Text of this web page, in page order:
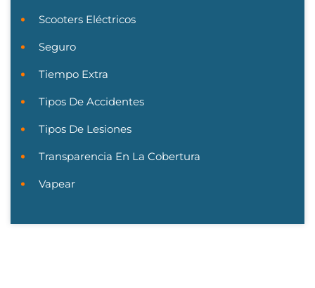
Scooters Eléctricos
Seguro
Tiempo Extra
Tipos De Accidentes
Tipos De Lesiones
Transparencia En La Cobertura
Vapear